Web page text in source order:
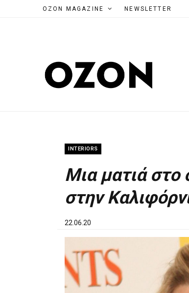
OZON MAGAZINE NEWSLETTER
INTERIORS
Μια ματιά στο
στην
22.06.20